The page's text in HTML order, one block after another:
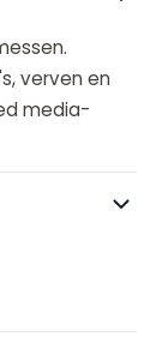
verven en
media-